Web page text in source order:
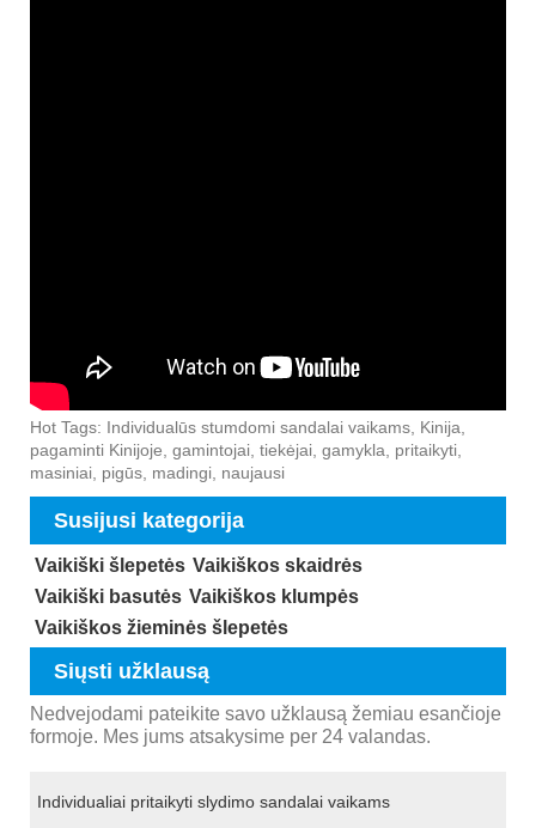
Hot Tags: Individualūs stumdomi sandalai vaikams, Kinija,
pagaminti Kinijoje, gamintojai, tiekėjai, gamykla, pritaikyti,
masiniai, pigūs, madingi, naujausi
Susijusi kategorija
Vaikiški šlepetės Vaikiškos skaidrės
Vaikiški basutės Vaikiškos klumpės
Vaikiškos žieminės šlepetės
Siųsti užklausą
Nedvejodami pateikite savo užklausą žemiau esančioje
formoje. Mes jums atsakysime per 24 valandas.